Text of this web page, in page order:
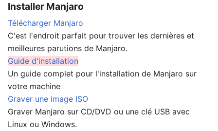
Installer Manjaro
Télécharger Manjaro
C'est l'endroit parfait pour trouver les dernières et
meilleures parutions de Manjaro.
Guide d'installation
Un guide complet pour l'installation de Manjaro sur
votre machine
Graver une image ISO
Graver Manjaro sur CD/DVD ou une clé USB avec
Linux ou Windows.